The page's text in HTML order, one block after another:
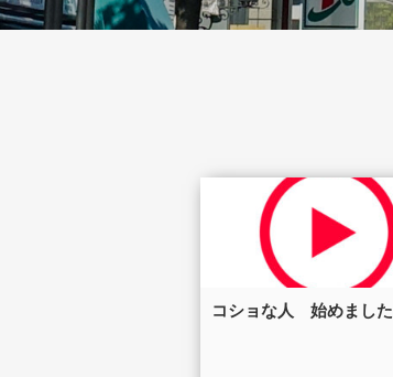
コショな人 始めました